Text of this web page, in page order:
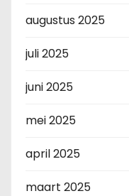
augustus 2025
juli 2025
juni 2025
mei 2025
april 2025
maart 2025